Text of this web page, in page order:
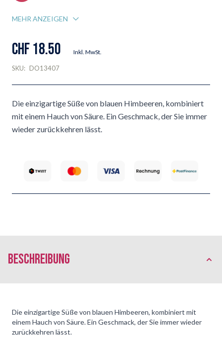
MEHR ANZEIGEN
CHF 18.50 Inkl. MwSt.
SKU: DO13407
Die einzigartige Süße von blauen Himbeeren, kombiniert
mit einem Hauch von Säure. Ein Geschmack, der Sie immer
wieder zurückkehren lässt.
Beschreibung
Die einzigartige Süße von blauen Himbeeren, kombiniert mit
einem Hauch von Säure. Ein Geschmack, der Sie immer wieder
zurückkehren lässt.